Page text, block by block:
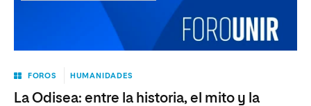
FOROS HUMANIDADES
La Odisea: entre la historia, el mito y la